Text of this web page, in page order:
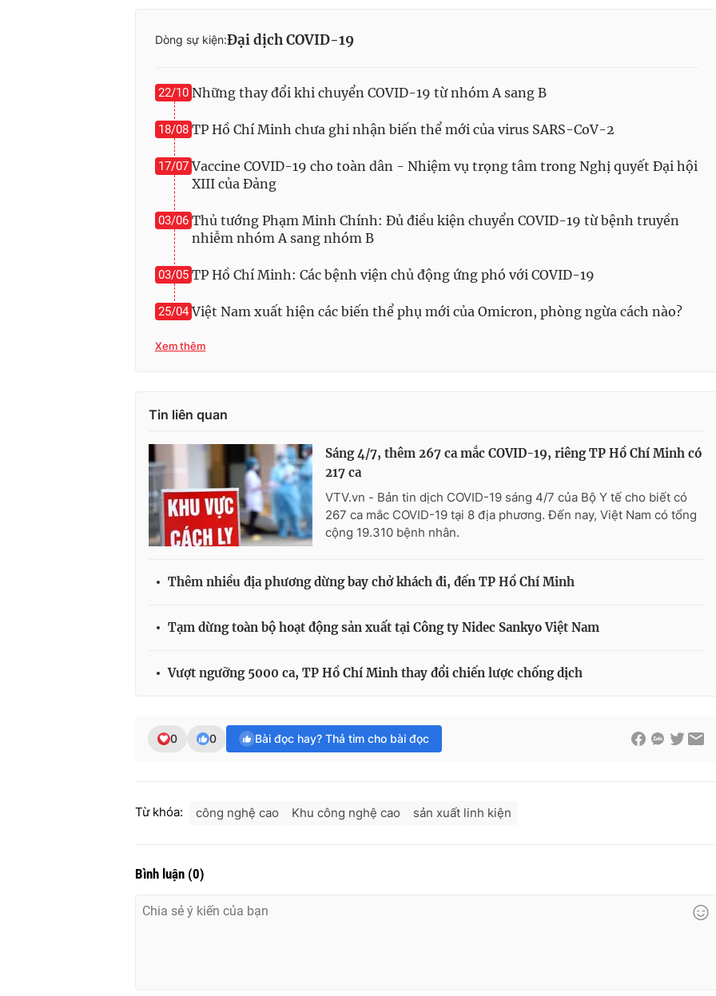
Dòng sự kiện:Đại dịch COVID-19
22/10 Những thay đổi khi chuyển COVID-19 từ nhóm A sang B
18/08 TP Hồ Chí Minh chưa ghi nhận biến thể mới của virus SARS-CoV-2
17/07 Vaccine COVID-19 cho toàn dân - Nhiệm vụ trọng tâm trong Nghị quyết Đại hội
XIII của Đảng
03/06 Thủ tướng Phạm Minh Chính: Đủ điều kiện chuyển COVID-19 từ bệnh truyền
nhiễm nhóm A sang nhóm B
03/05 TP Hồ Chí Minh: Các bệnh viện chủ động ứng phó với COVID-19
25/04 Việt Nam xuất hiện các biến thể phụ mới của Omicron, phòng ngừa cách nào?
Xem thêm
Tin liên quan
Sáng 4/7, thêm 267 ca mắc COVID-19, riêng TP Hồ Chí Minh có
217 ca
VTV.vn - Bản tin dịch COVID-19 sáng 4/7 của Bộ Y tế cho biết có
267 ca mắc COVID-19 tại 8 địa phương. Đến nay, Việt Nam có tổng
cộng 19.310 bệnh nhân.
Thêm nhiều địa phương dừng bay chở khách đi, đến TP Hồ Chí Minh
Tạm dừng toàn bộ hoạt động sản xuất tại Công ty Nidec Sankyo Việt Nam
Vượt ngưỡng 5000 ca, TP Hồ Chí Minh thay đổi chiến lược chống dịch
0 0 Bài đọc hay? Thả tim cho bài đọc
Từ khóa: công nghệ cao Khu công nghệ cao sản xuất linh kiện
Bình luận (0)